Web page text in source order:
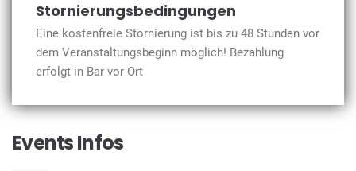
Stornierungsbedingungen
Eine kostenfreie Stornierung ist bis zu 48 Stunden vor
dem Veranstaltungsbeginn möglich! Bezahlung
erfolgt in Bar vor Ort
Events Infos